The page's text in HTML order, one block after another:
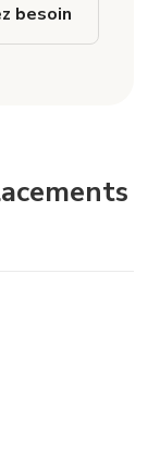
besoin